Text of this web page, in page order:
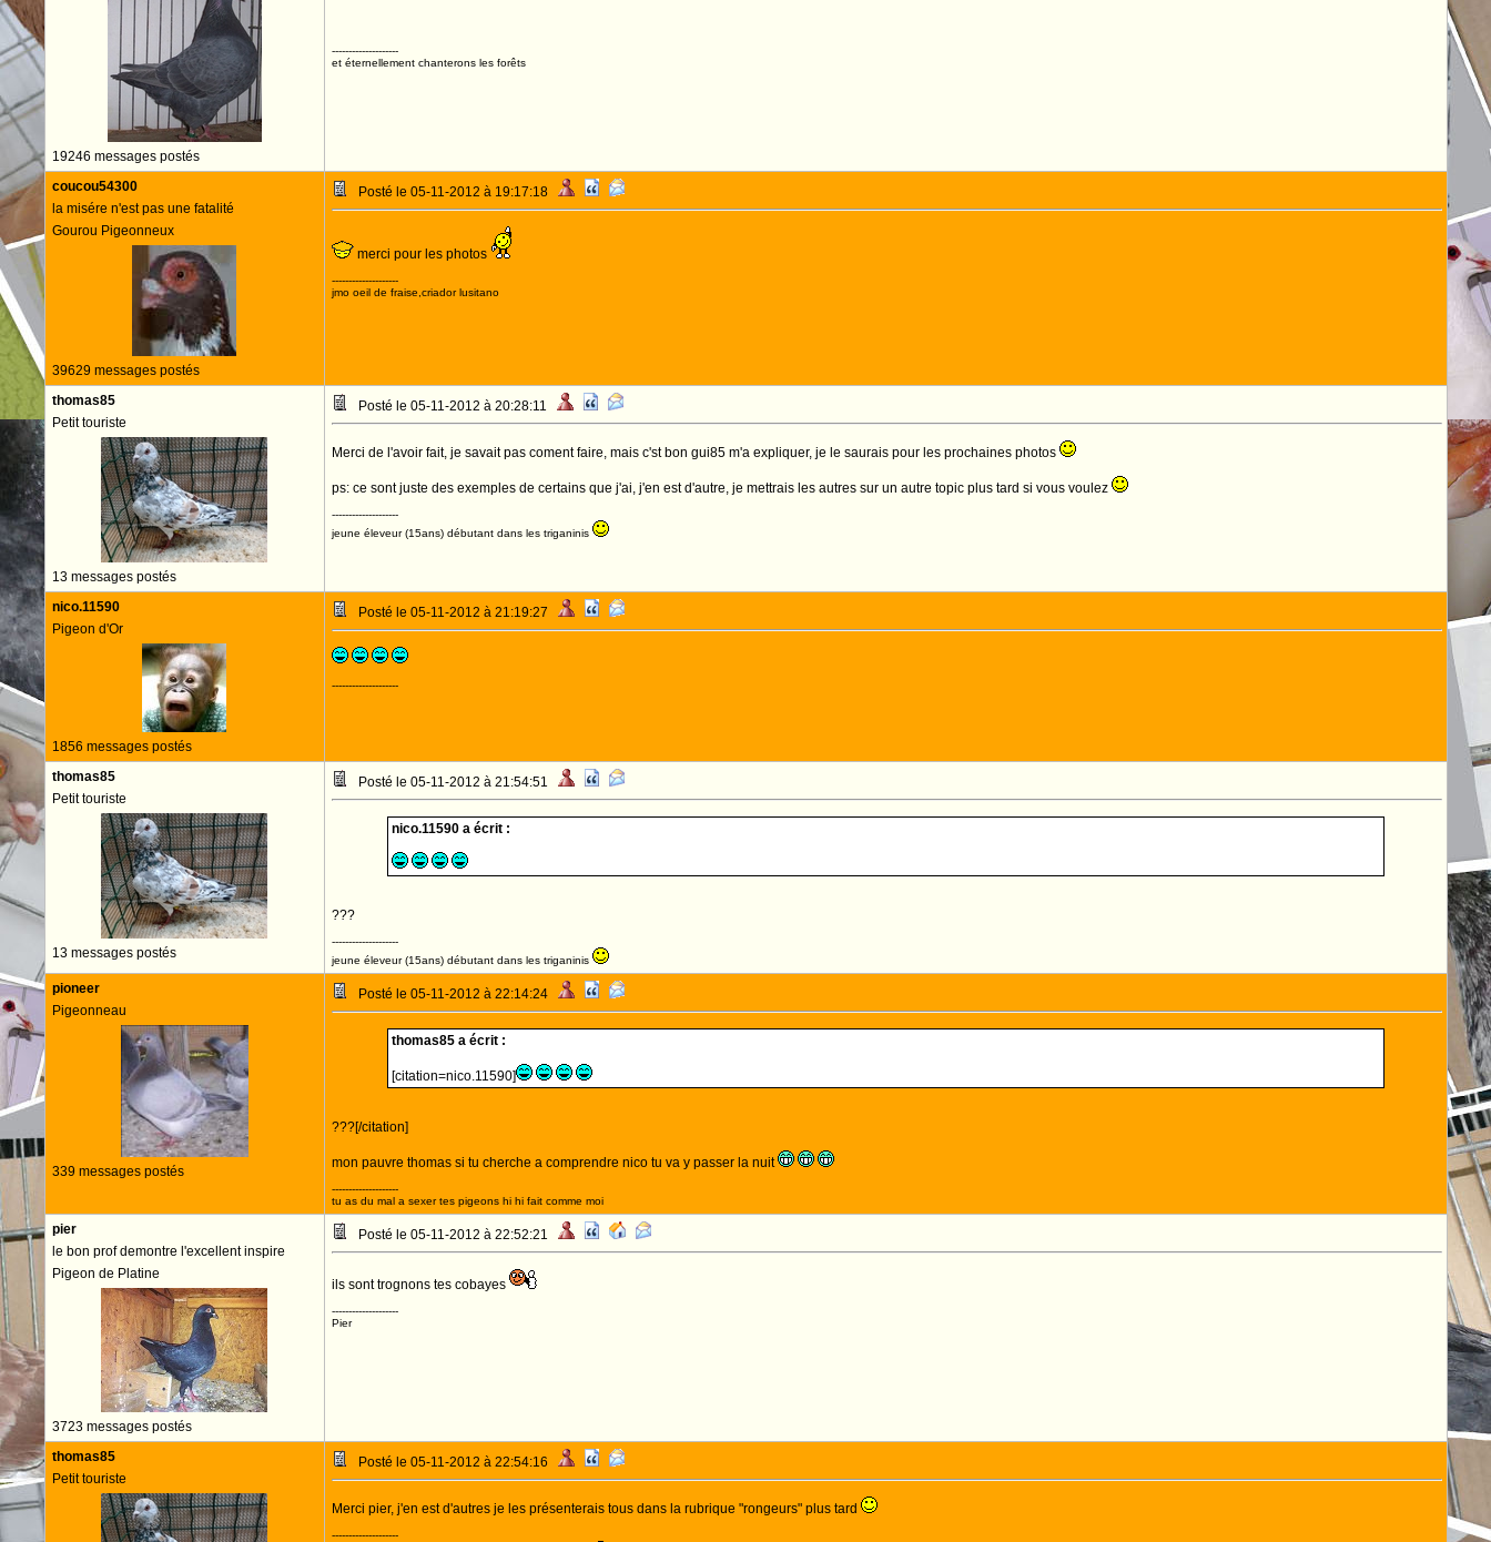
19246 messages postés
--------------------
et éternellement chanterons les forêts
coucou54300
la misére n'est pas une fatalité
Gourou Pigeonneux
39629 messages postés
Posté le 05-11-2012 à 19:17:18
merci pour les photos
--------------------
jmo oeil de fraise,criador lusitano
thomas85
Petit touriste
13 messages postés
Posté le 05-11-2012 à 20:28:11
Merci de l'avoir fait, je savait pas coment faire, mais c'st bon gui85 m'a expliquer, je le saurais pour les prochaines photos
ps: ce sont juste des exemples de certains que j'ai, j'en est d'autre, je mettrais les autres sur un autre topic plus tard si vous voulez
--------------------
jeune éleveur (15ans) débutant dans les triganinis
nico.11590
Pigeon d'Or
1856 messages postés
Posté le 05-11-2012 à 21:19:27
--------------------
thomas85
Petit touriste
13 messages postés
Posté le 05-11-2012 à 21:54:51
nico.11590 a écrit :
???
--------------------
jeune éleveur (15ans) débutant dans les triganinis
pioneer
Pigeonneau
339 messages postés
Posté le 05-11-2012 à 22:14:24
thomas85 a écrit :
[citation=nico.11590]
???[/citation]
mon pauvre thomas si tu cherche a comprendre nico tu va y passer la nuit
--------------------
tu as du mal a sexer tes pigeons hi hi fait comme moi
pier
le bon prof demontre l'excellent inspire
Pigeon de Platine
3723 messages postés
Posté le 05-11-2012 à 22:52:21
ils sont trognons tes cobayes
--------------------
Pier
thomas85
Petit touriste
Posté le 05-11-2012 à 22:54:16
Merci pier, j'en est d'autres je les présenterais tous dans la rubrique "rongeurs" plus tard
--------------------